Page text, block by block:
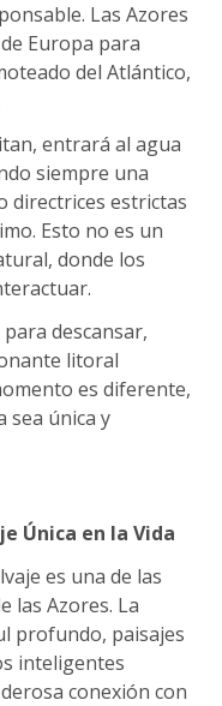
Las Azores
Europa para
del Atlántico,
entrará al agua
siempre una
directrices estrictas
Esto no es un
donde los
descansar,
litoral
es diferente,
sea única y
Única en la Vida
es una de las
las Azores. La
profundo, paisajes
inteligentes
conexión con